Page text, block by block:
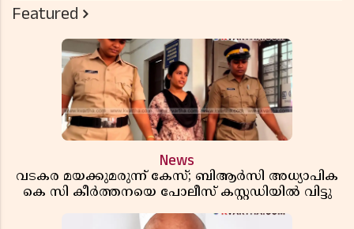
Featured
News
വടകര മയക്കുമരുന്ന് കേസ്; ബിആർസി അധ്യാപിക
കെ സി കീർത്തനയെ പോലീസ് കസ്റ്റഡിയിൽ വിട്ടു